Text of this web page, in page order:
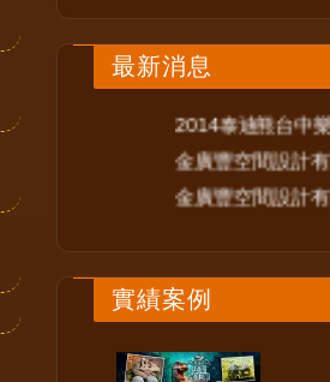
最新消息
2014泰迪熊台中
金廣豐空間設計有
金廣豐空間設計有
實績案例